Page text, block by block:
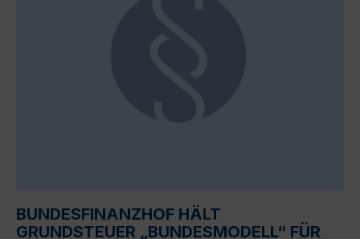
BUNDESFINANZHOF HÄLT
GRUNDSTEUER „BUNDESMODELL“ FÜR